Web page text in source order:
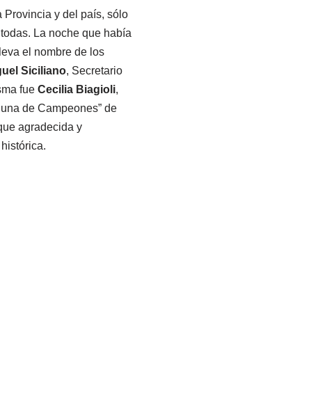
Provincia y del país, sólo
La noche que había
el nombre de los
Siciliano, Secretario
fue Cecilia Biagioli,
de Campeones” de
agradecida y